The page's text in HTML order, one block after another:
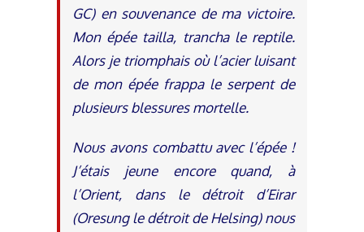
GC) en souvenance de ma victoire.
Mon épée tailla, trancha le reptile.
Alors je triomphais où l’acier luisant
de mon épée frappa le serpent de
plusieurs blessures mortelle.
Nous avons combattu avec l’épée !
J’étais jeune encore quand, à
l’Orient, dans le détroit d’Eirar
(Oresung le détroit de Helsing) nous